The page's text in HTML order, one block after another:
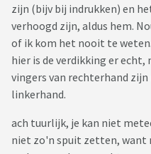
zijn (bijv bij indrukken) en
verhoogd zijn, aldus hem.
of ik kom het nooit te weten.
hier is de verdikking er
vingers van rechterhand
linkerhand.
ach tuurlijk, je kan niet
niet zo'n spuit zetten, want